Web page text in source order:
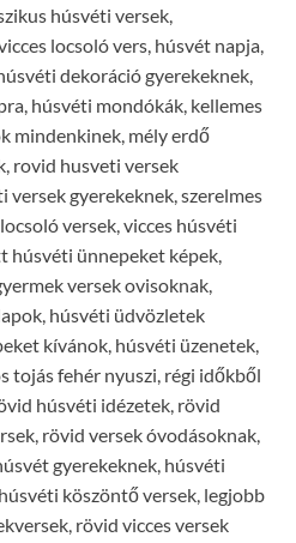
húsvéti versek,
locsoló vers, húsvét napja,
dekoráció gyerekeknek,
húsvéti mondókák, kellemes
mindenkinek, mély erdő
rovid husveti versek
gyerekeknek, szerelmes
versek, vicces húsvéti
húsvéti ünnepeket képek,
versek ovisoknak,
húsvéti üdvözletek
kívánok, húsvéti üzenetek,
tojás fehér nyuszi, régi időkből
húsvéti idézetek, rövid
rövid versek óvodásoknak,
gyerekeknek, húsvéti
köszöntő versek, legjobb
rövid vicces versek